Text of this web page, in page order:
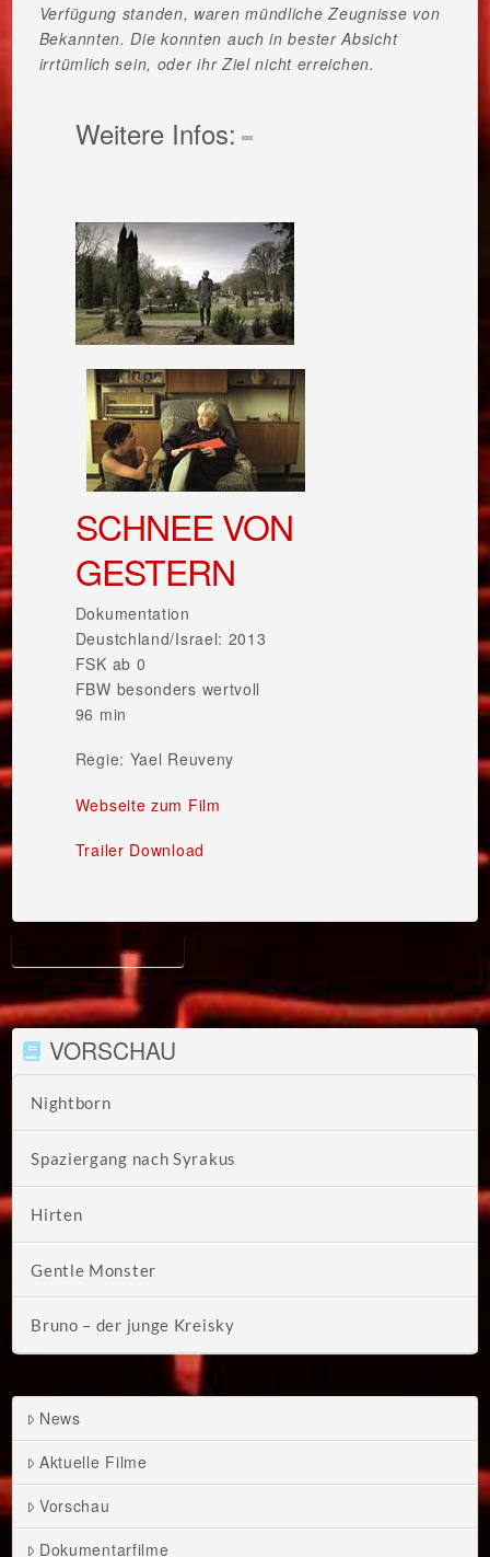
Verfügung standen, waren mündliche Zeugnisse von
Bekannten. Die konnten auch in bester Absicht
irrtümlich sein, oder ihr Ziel nicht erreichen.
Weitere Infos:
SCHNEE VON
GESTERN
Dokumentation
Deustchland/Israel: 2013
FSK ab 0
FBW besonders wertvoll
96 min
Regie: Yael Reuveny
Webseite zum Film
Trailer Download
SCHNEE VON GESTERN
VORSCHAU
Nightborn
Spaziergang nach Syrakus
Hirten
Gentle Monster
Bruno – der junge Kreisky
News
Aktuelle Filme
Vorschau
Dokumentarfilme